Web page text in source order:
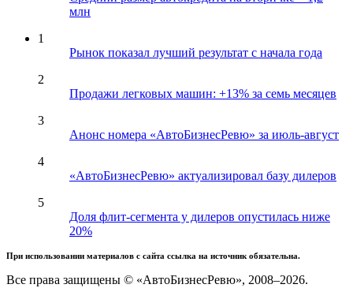
млн
1
Рынок показал лучший результат с начала года
2
Продажи легковых машин: +13% за семь месяцев
3
Анонс номера «АвтоБизнесРевю» за июль-август
4
«АвтоБизнесРевю» актуализировал базу дилеров
5
Доля флит-сегмента у дилеров опустилась ниже
20%
При использовании материалов с сайта ссылка на источник обязательна.
Все права защищены © «АвтоБизнесРевю», 2008–2026.